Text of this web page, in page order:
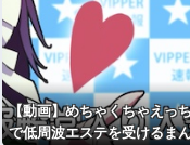
【動画】めちゃくちゃえっ
で低周波エステを受けるま